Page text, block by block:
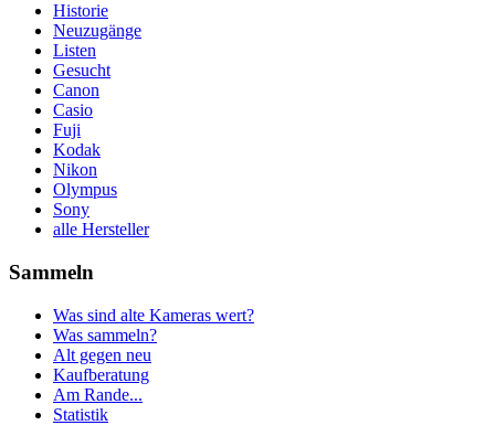
Historie
Neuzugänge
Listen
Gesucht
Canon
Casio
Fuji
Kodak
Nikon
Olympus
Sony
alle Hersteller
Sammeln
Was sind alte Kameras wert?
Was sammeln?
Alt gegen neu
Kaufberatung
Am Rande...
Statistik